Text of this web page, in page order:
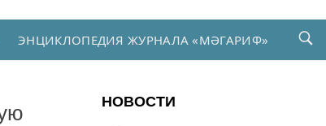
ЭНЦИКЛОПЕДИЯ ЖУРНАЛА «МӘГАРИФ»
НОВОСТИ